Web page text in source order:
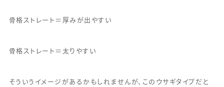
骨格ストレート＝厚みが出やすい
骨格ストレート＝太りやすい
そういうイメージがあるかもしれませんが、このウサギタイプだと